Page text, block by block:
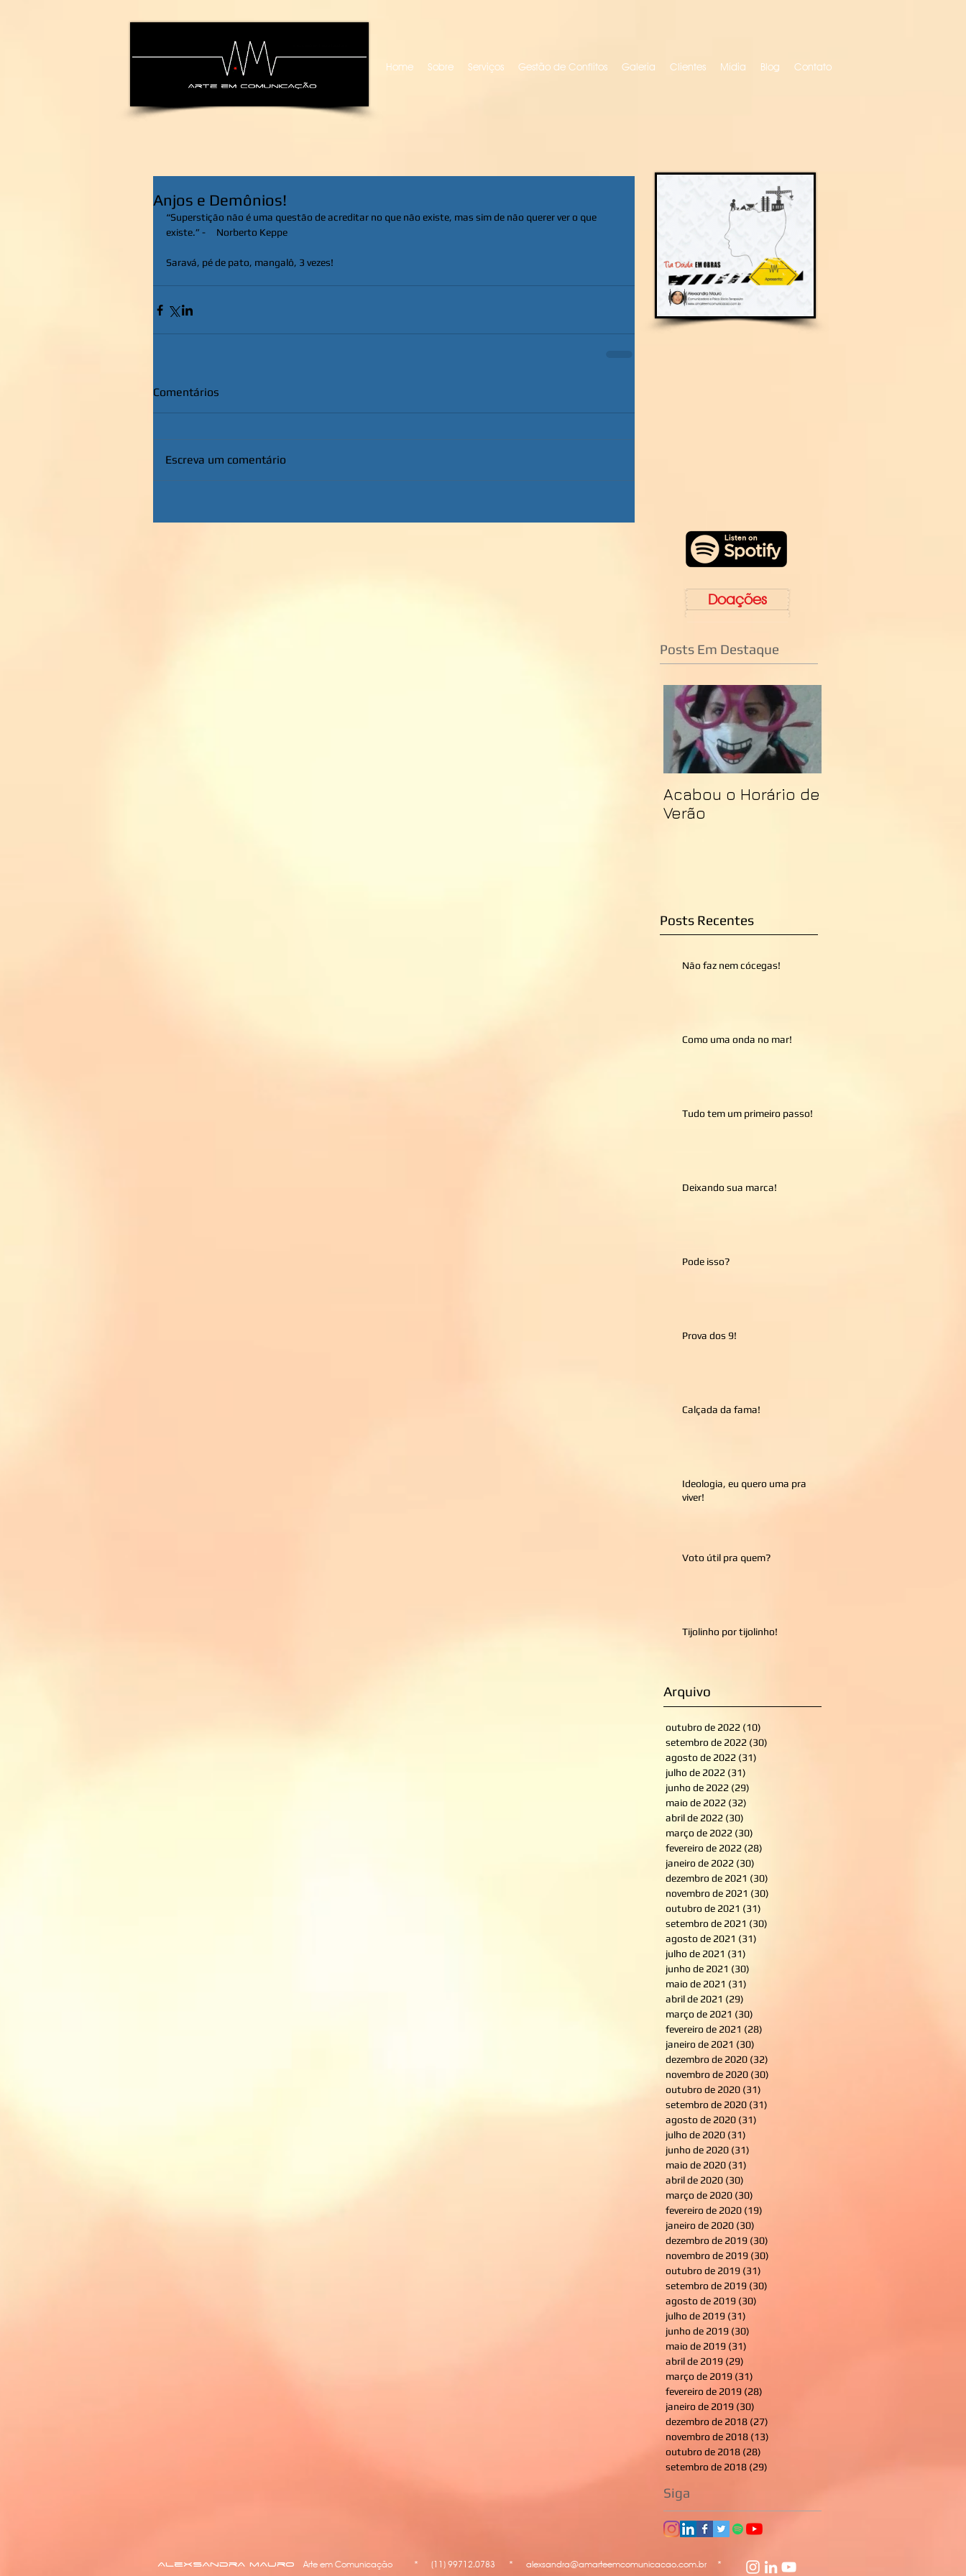
Home Sobre Serviços Gestão de Conflitos Galeria Clientes Mídia Blog Contato
Anjos e Demônios!
“Superstição não é uma questão de acreditar no que não existe, mas sim de não querer ver o que
existe.” -     Norberto Keppe
Saravá, pé de pato, mangalô, 3 vezes!
Comentários
Escreva um comentário
Doações
Posts Em Destaque
Acabou o Horário de
Verão
Posts Recentes
Não faz nem cócegas!
Como uma onda no mar!
Tudo tem um primeiro passo!
Deixando sua marca!
Pode isso?
Prova dos 9!
Calçada da fama!
Ideologia, eu quero uma pra
viver!
Voto útil pra quem?
Tijolinho por tijolinho!
Arquivo
outubro de 2022 (10)
setembro de 2022 (30)
agosto de 2022 (31)
julho de 2022 (31)
junho de 2022 (29)
maio de 2022 (32)
abril de 2022 (30)
março de 2022 (30)
fevereiro de 2022 (28)
janeiro de 2022 (30)
dezembro de 2021 (30)
novembro de 2021 (30)
outubro de 2021 (31)
setembro de 2021 (30)
agosto de 2021 (31)
julho de 2021 (31)
junho de 2021 (30)
maio de 2021 (31)
abril de 2021 (29)
março de 2021 (30)
fevereiro de 2021 (28)
janeiro de 2021 (30)
dezembro de 2020 (32)
novembro de 2020 (30)
outubro de 2020 (31)
setembro de 2020 (31)
agosto de 2020 (31)
julho de 2020 (31)
junho de 2020 (31)
maio de 2020 (31)
abril de 2020 (30)
março de 2020 (30)
fevereiro de 2020 (19)
janeiro de 2020 (30)
dezembro de 2019 (30)
novembro de 2019 (30)
outubro de 2019 (31)
setembro de 2019 (30)
agosto de 2019 (30)
julho de 2019 (31)
junho de 2019 (30)
maio de 2019 (31)
abril de 2019 (29)
março de 2019 (31)
fevereiro de 2019 (28)
janeiro de 2019 (30)
dezembro de 2018 (27)
novembro de 2018 (13)
outubro de 2018 (28)
setembro de 2018 (29)
Siga
AlexsAndrA mAuro Arte em Comunicação * (11) 99712.0783 * alexsandra@amarteemcomunicacao.com.br *